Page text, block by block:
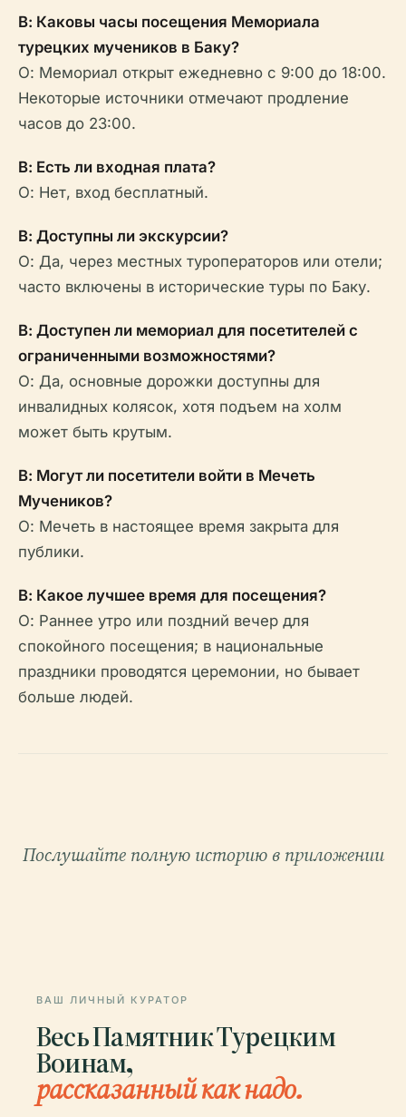
В: Каковы часы посещения Мемориала
турецких мучеников в Баку?
О: Мемориал открыт ежедневно с 9:00 до 18:00.
Некоторые источники отмечают продление
часов до 23:00.
В: Есть ли входная плата?
О: Нет, вход бесплатный.
В: Доступны ли экскурсии?
О: Да, через местных туроператоров или отели;
часто включены в исторические туры по Баку.
В: Доступен ли мемориал для посетителей с
ограниченными возможностями?
О: Да, основные дорожки доступны для
инвалидных колясок, хотя подъем на холм
может быть крутым.
В: Могут ли посетители войти в Мечеть
Мучеников?
О: Мечеть в настоящее время закрыта для
публики.
В: Какое лучшее время для посещения?
О: Раннее утро или поздний вечер для
спокойного посещения; в национальные
праздники проводятся церемонии, но бывает
больше людей.
Послушайте полную историю в приложении
ВАШ ЛИЧНЫЙ КУРАТОР
Весь Памятник Турецким
Воинам,
рассказанный как надо.